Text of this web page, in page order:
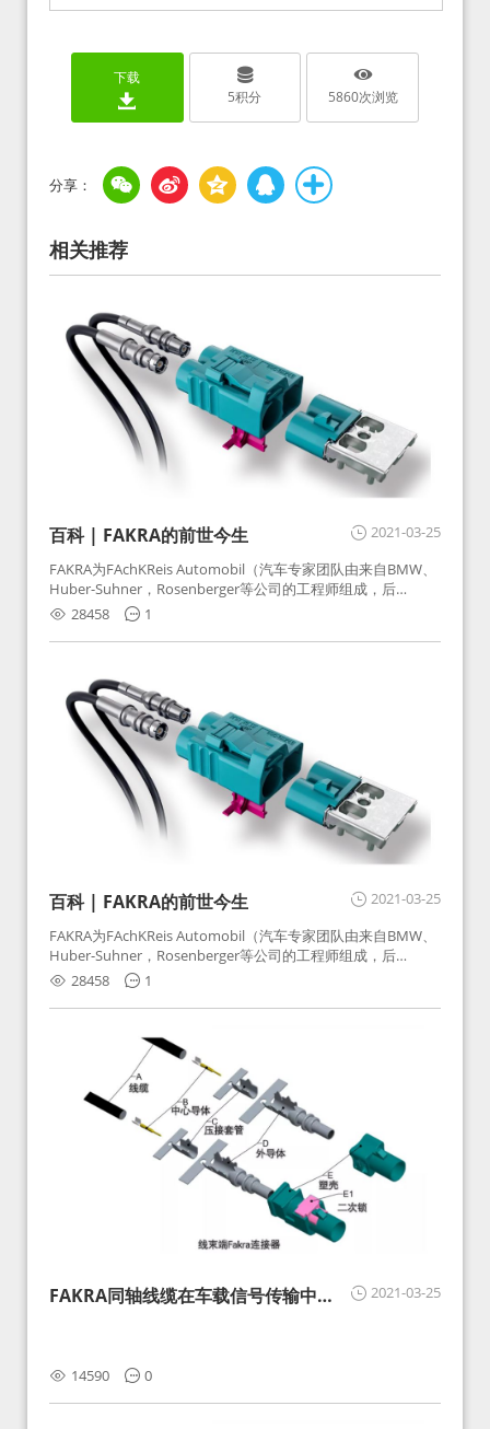
下载
5积分 5860次浏览
相关推荐
2021-03-25
百科 | FAKRA的前世今生
FAKRA为FAchKReis Automobil（汽车专家团队由来自BMW、
Huber-Suhner，Rosenberger等公司的工程师组成，后
Huber-Suhner相关连接器业务及技术在2010年并入
Rosenberger）缩写。起初为BMW需求用于车载收音机天线连
接，如今FAKRA已成为汽车行业通用标准的射频连接器，被业
28458 1
2021-03-25
百科 | FAKRA的前世今生
FAKRA为FAchKReis Automobil（汽车专家团队由来自BMW、
Huber-Suhner，Rosenberger等公司的工程师组成，后
Huber-Suhner相关连接器业务及技术在2010年并入
Rosenberger）缩写。起初为BMW需求用于车载收音机天线连
接，如今FAKRA已成为汽车行业通用标准的射频连接器，被业
28458 1
2021-03-25
FAKRA同轴线缆在车载信号传输中的
14590 0